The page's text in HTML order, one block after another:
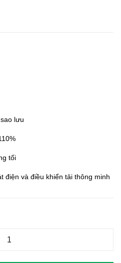
lưu
tối
điện và điều khiển tải thông minh